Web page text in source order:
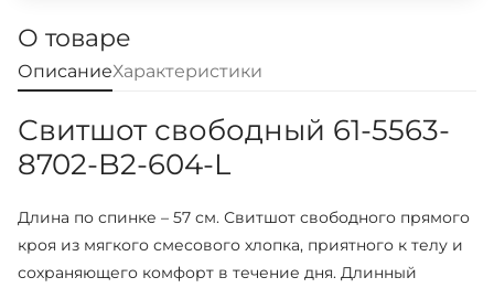
О товаре
ОписаниеХарактеристики
Свитшот свободный 61-5563-
8702-B2-604-L
Длина по спинке – 57 см. Свитшот свободного прямого
кроя из мягкого смесового хлопка, приятного к телу и
сохраняющего комфорт в течение дня. Длинный